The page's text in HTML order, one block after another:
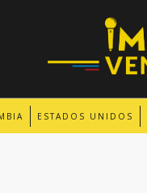
ESTADOS UNIDOS